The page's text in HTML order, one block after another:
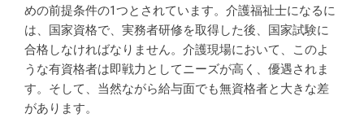
めの前提条件の1つとされています。介護福祉士になるに
は、国家資格で、実務者研修を取得した後、国家試験に
合格しなければなりません。介護現場において、このよ
うな有資格者は即戦力としてニーズが高く、優遇されま
す。そして、当然ながら給与面でも無資格者と大きな差
があります。